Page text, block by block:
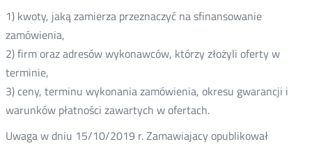
1) kwoty, jaką zamierza przeznaczyć na sfinansowanie
zamówienia,
2) firm oraz adresów wykonawców, którzy złożyli oferty w
terminie,
3) ceny, terminu wykonania zamówienia, okresu gwarancji i
warunków płatności zawartych w ofertach.
Uwaga w dniu 15/10/2019 r. Zamawiajacy opublikował